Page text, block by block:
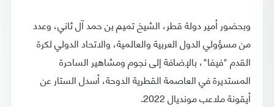
وبحضور أمير دولة قطر، الشيخ تميم بن حمد آل ثاني، وعدد
من مسؤولي الدول العربية والعالمية، والاتحاد الدولي لكرة
القدم "فيفا"، بالإضافة إلى نجوم ومشاهير الساحرة
المستديرة في العاصمة القطرية الدوحة، أسدل الستار عن
أيقونة ملاعب مونديال 2022.